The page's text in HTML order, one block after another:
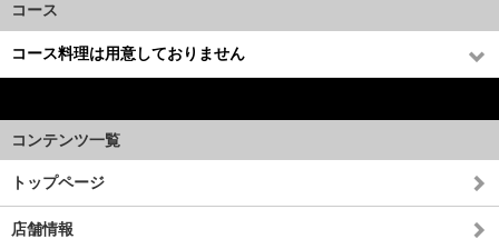
コース
コース料理は用意しておりません
コンテンツ一覧
トップページ
店舗情報